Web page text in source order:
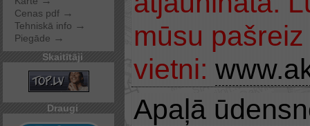
Cenas pdf →
Tehniskā info →
Piegāde →
Skaitītāji
Draugi
mūsu
vietni:
Apaļā